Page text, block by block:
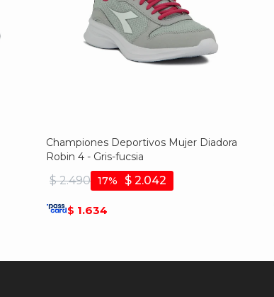
Championes Deportivos Mujer Diadora
Robin 4 - Gris-fucsia
$ 2.490 $ 2.042
17
$ 1.634